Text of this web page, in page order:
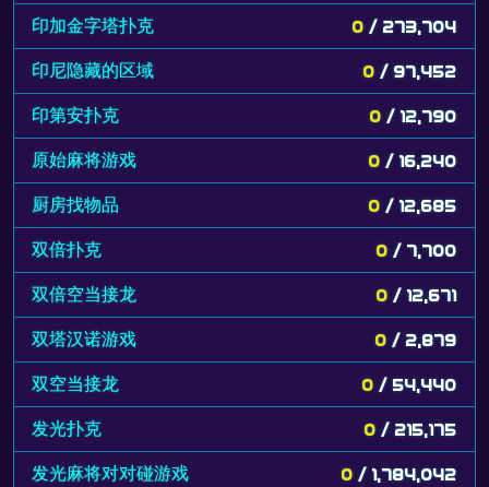
印加金字塔扑克 0 / 273,704
印尼隐藏的区域 0 / 97,452
印第安扑克 0 / 12,790
原始麻将游戏 0 / 16,240
厨房找物品 0 / 12,685
双倍扑克 0 / 7,700
双倍空当接龙 0 / 12,671
双塔汉诺游戏 0 / 2,879
双空当接龙 0 / 54,440
发光扑克 0 / 215,175
发光麻将对对碰游戏 0 / 1,784,042